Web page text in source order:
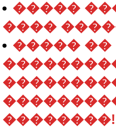
�����
����
����� ��